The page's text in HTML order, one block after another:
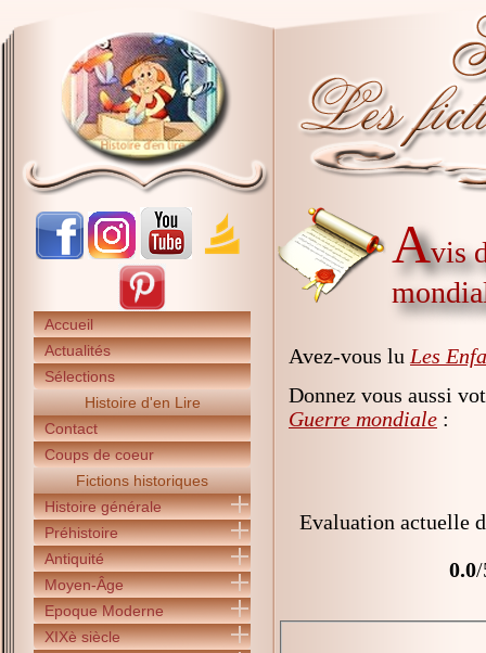
Accueil
Actualités
Sélections
Histoire d'en Lire
Contact
Coups de coeur
Fictions historiques
Histoire générale
Préhistoire
Antiquité
Moyen-Âge
Epoque Moderne
XIXè siècle
Avis
Avez-vous lu Les
Donnez vous aussi
Guerre mondiale :
Evaluation actuelle
0.0/